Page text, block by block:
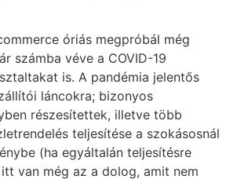
óriás megpróbál még
számba véve a COVID-19
is. A pandémia jelentős
láncokra; bizonyos
részesítettek, illetve több
teljesítése a szokásosnál
(ha egyáltalán teljesítésre
van még az a dolog, amit nem